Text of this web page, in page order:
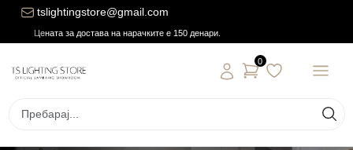
tslightingstore@gmail.com
Цената за достава на нарачките е 150 денари.
0